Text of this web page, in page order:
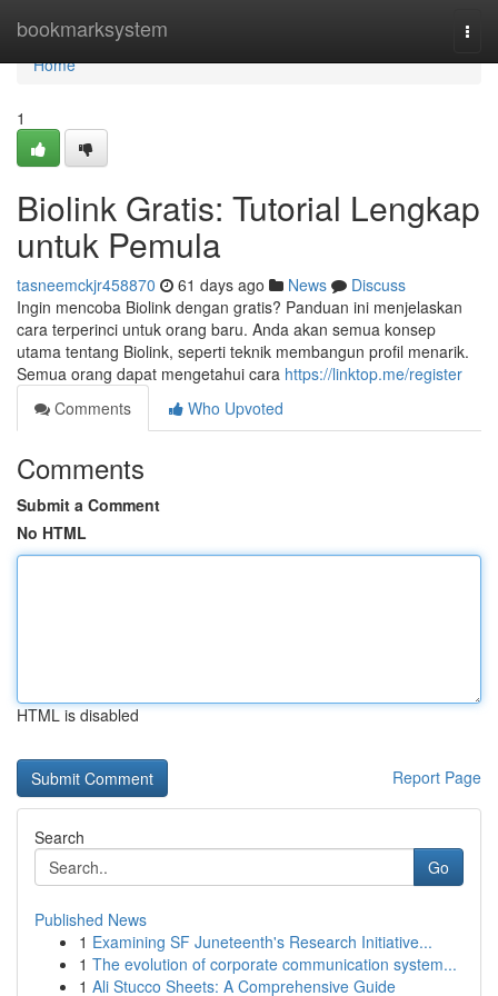
bookmarksystem
Home
Home
1
Biolink Gratis: Tutorial Lengkap
untuk Pemula
tasneemckjr458870 61 days ago News
Discuss
Ingin mencoba Biolink dengan gratis? Panduan ini menjelaskan
cara terperinci untuk orang baru. Anda akan semua konsep
utama tentang Biolink, seperti teknik membangun profil menarik.
Semua orang dapat mengetahui cara https://linktop.me/register
Comments
Who Upvoted
Comments
Submit a Comment
No HTML
HTML is disabled
Report Page
Search
Go
Published News
1 Examining SF Juneteenth's Research Initiative...
1 The evolution of corporate communication system...
1 Ali Stucco Sheets: A Comprehensive Guide